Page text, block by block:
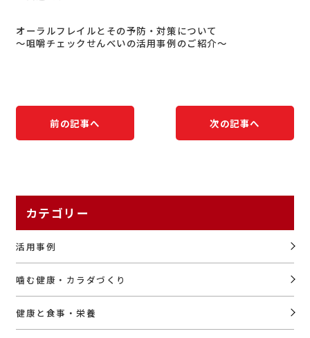
オーラルフレイルとその予防・対策について
～咀嚼チェックせんべいの活用事例のご紹介～
前の記事へ 次の記事へ
カテゴリー
活用事例
噛む健康・カラダづくり
健康と食事・栄養